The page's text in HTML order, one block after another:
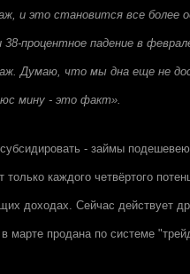
и это становится все
процентное падение в
Думаю, что мы дна еще не
мину - это факт».
- займы
каждого четвёртого
доходах. Сейчас действует
марте продана по системе